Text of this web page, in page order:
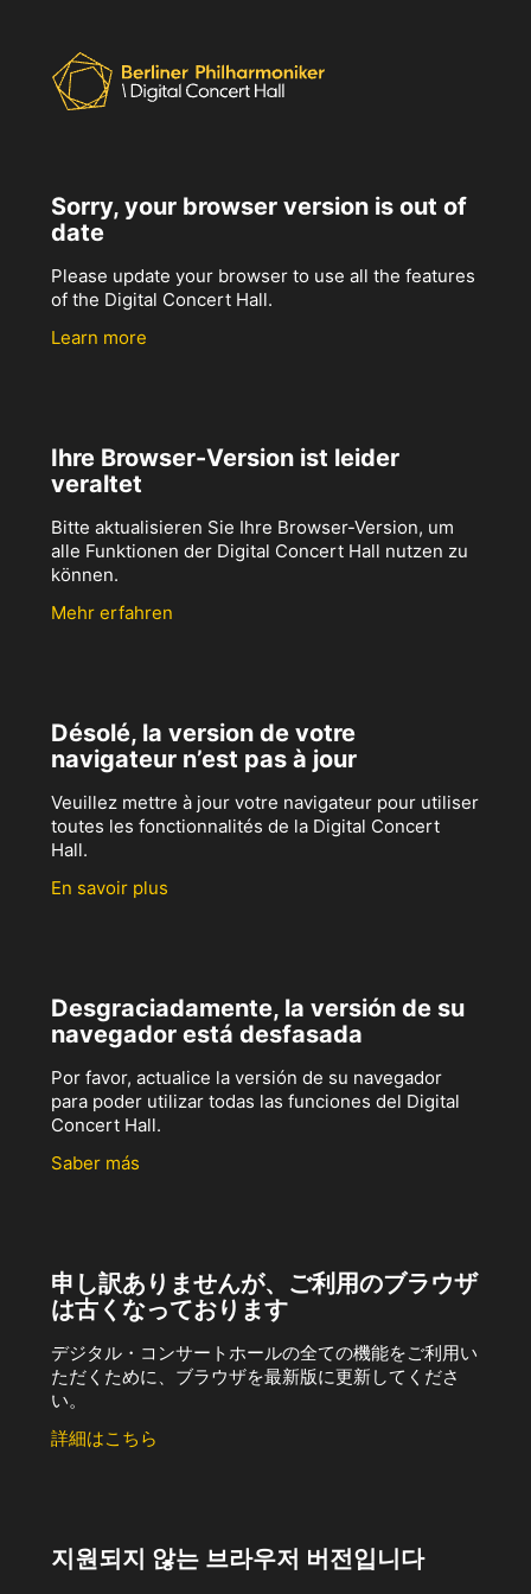
Sorry, your browser version is out of
date
Please update your browser to use all the features
of the Digital Concert Hall.
Learn more
Ihre Browser-Version ist leider
veraltet
Bitte aktualisieren Sie Ihre Browser-Version, um
alle Funktionen der Digital Concert Hall nutzen zu
können.
Mehr erfahren
Désolé, la version de votre
navigateur n’est pas à jour
Veuillez mettre à jour votre navigateur pour utiliser
toutes les fonctionnalités de la Digital Concert
Hall.
En savoir plus
Desgraciadamente, la versión de su
navegador está desfasada
Por favor, actualice la versión de su navegador
para poder utilizar todas las funciones del Digital
Concert Hall.
Saber más
申し訳ありませんが、ご利用のブラウザ
は古くなっております
デジタル・コンサートホールの全ての機能をご利用い
ただくために、ブラウザを最新版に更新してくださ
い。
詳細はこちら
지원되지 않는 브라우저 버전입니다